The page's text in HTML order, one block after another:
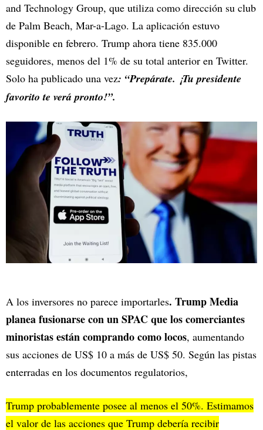
and Technology Group, que utiliza como dirección su club
de Palm Beach, Mar-a-Lago. La aplicación estuvo
disponible en febrero. Trump ahora tiene 835.000
seguidores, menos del 1% de su total anterior en Twitter.
Solo ha publicado una vez: “Prepárate. ¡Tu presidente
favorito te verá pronto!”.
A los inversores no parece importarles. Trump Media
planea fusionarse con un SPAC que los comerciantes
minoristas están comprando como locos, aumentando
sus acciones de US$ 10 a más de US$ 50. Según las pistas
enterradas en los documentos regulatorios,
Trump probablemente posee al menos el 50%. Estimamos
el valor de las acciones que Trump debería recibir